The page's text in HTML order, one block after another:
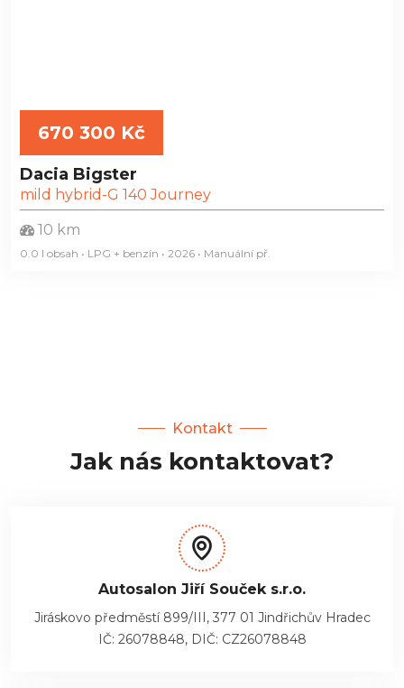
670 300 Kč
Dacia Bigster
mild hybrid-G 140 Journey
10 km
0.0 l obsah • LPG + benzín • 2026 • Manuální př.
Kontakt
Jak nás kontaktovat?
Autosalon Jiří Souček s.r.o.
Jiráskovo předměstí 899/III, 377 01 Jindřichův Hradec
IČ: 26078848, DIČ: CZ26078848